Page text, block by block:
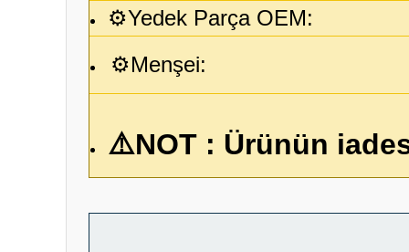
⚙️Yedek Parça OEM:
⚙️Menşei:
⚠️NOT : Ürünün